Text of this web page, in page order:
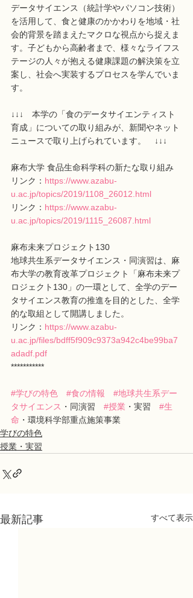
データサイエンス（統計学やパソコン技術）
を活用して、食と健康のかかわりを地域・社
会的背景を踏まえたマクロな視点から捉えま
す。子どもから高齢者まで、様々なライフス
テージの人々が抱える健康課題の解決策を立
案し、社会へ実装するプロセスを学んでいま
す。
↓↓↓　本学の「食のデータサイエンティスト
育成」についての取り組みが、新聞やネット
ニュースで取り上げられています。　↓↓↓
麻布大学 食品生命科学科の新たな取り組み
リンク： https://www.azabu-
u.ac.jp/topics/2019/1108_26012.html
リンク： https://www.azabu-
u.ac.jp/topics/2019/1115_26087.html
麻布未来プロジェクト130
地球共生系データサイエンス・同演習は、麻
布大学の教育改革プロジェクト「麻布未来プ
ロジェクト130」の一環として、全学のデー
タサイエンス教育の推進を目的とした、全学
的な取組として開講しました。
リンク： https://www.azabu-
u.ac.jp/files/bdff5f909c9373a942c4be99ba7
adadf.pdf
***********
#学びの特色 #食の情報
#地球共生系デー
タサイエンス ・同演習 #授業 ・実習 #生
命 ・環境科学部重点施策事業
学びの特色
授業・実習
最新記事 すべて表示